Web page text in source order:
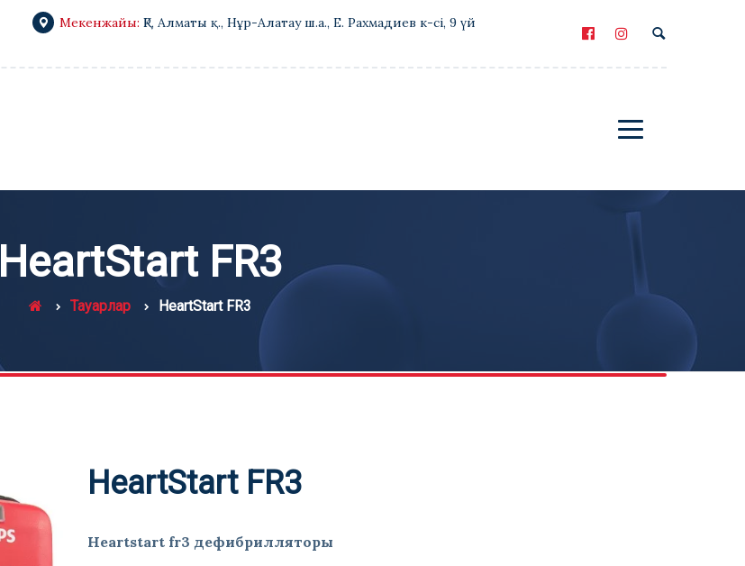
Мекенжайы: ҚР, Алматы қ., Нұр-Алатау ш.а., Е. Рахмадиев к-сі, 9 үй
HeartStart FR3
Тауарлар HeartStart FR3
HeartStart FR3
Heartstart fr3 дефибрилляторы